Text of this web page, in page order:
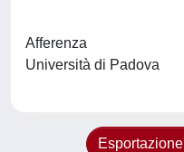
Afferenza
Università di Padova
Esportazione